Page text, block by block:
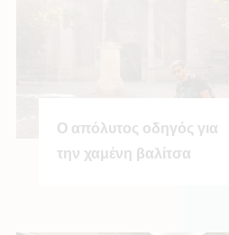
Ο απόλυτος οδηγός για
την χαμένη βαλίτσα